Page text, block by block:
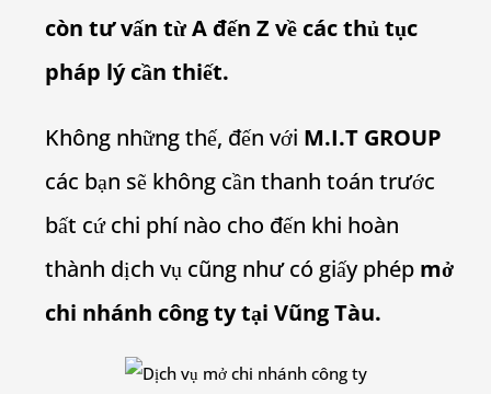
còn tư vấn từ A đến Z về các thủ tục
pháp lý cần thiết.
Không những thế, đến với M.I.T GROUP
các bạn sẽ không cần thanh toán trước
bất cứ chi phí nào cho đến khi hoàn
thành dịch vụ cũng như có giấy phép mở
chi nhánh công ty tại Vũng Tàu.